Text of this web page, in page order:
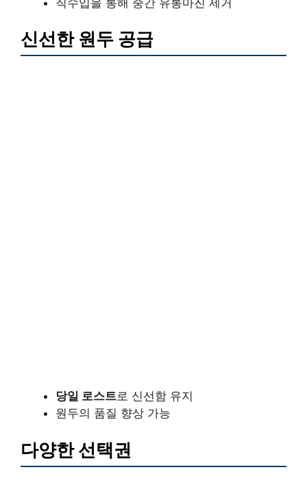
신선한 원두 공급
당일 로스트로 신선함 유지
원두의 품질 향상 가능
다양한 선택권